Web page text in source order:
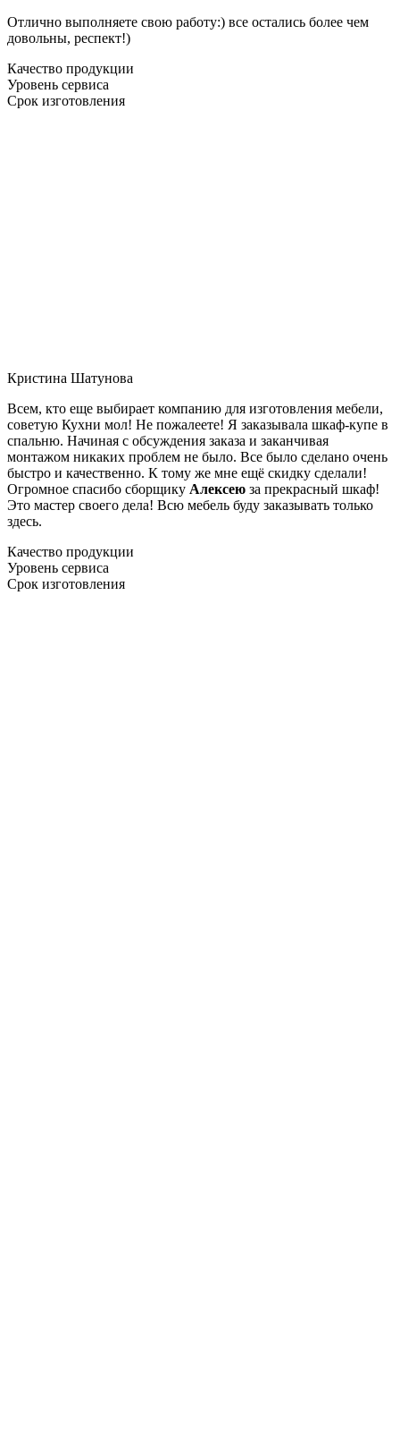
Отлично выполняете свою работу:) все остались более чем
довольны, респект!)
Качество продукции
Уровень сервиса
Срок изготовления
Кристина Шатунова
Всем, кто еще выбирает компанию для изготовления мебели,
советую Кухни мол! Не пожалеете! Я заказывала шкаф-купе в
спальню. Начиная с обсуждения заказа и заканчивая
монтажом никаких проблем не было. Все было сделано очень
быстро и качественно. К тому же мне ещё скидку сделали!
Огромное спасибо сборщику Алексею за прекрасный шкаф!
Это мастер своего дела! Всю мебель буду заказывать только
здесь.
Качество продукции
Уровень сервиса
Срок изготовления